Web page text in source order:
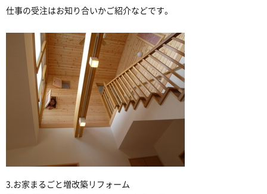
仕事の受注はお知り合いかご紹介などです。
3.お家まるごと増改築リフォーム